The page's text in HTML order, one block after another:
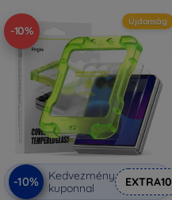
-10%
Újdonság
-10%
Kedvezmény
kuponnal
EXTRA10